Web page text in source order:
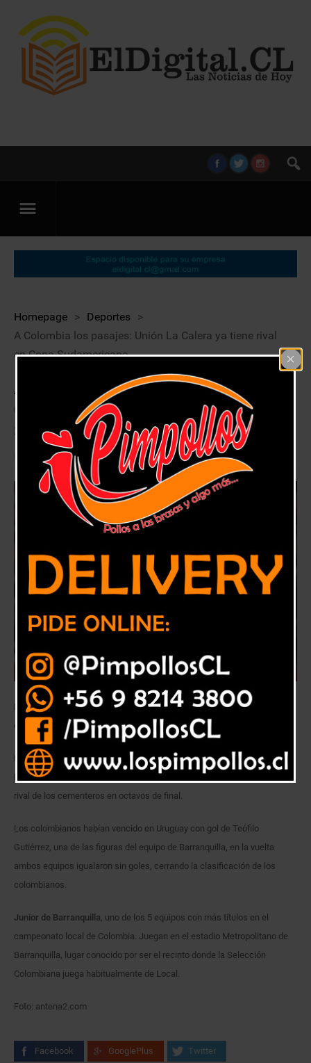
Homepage > Deportes >
A Colombia los pasajes: Unión La Calera ya tiene rival
en Copa Sudamericana
A Colombia los pasajes: Unión La
Calera ya tiene rival en Copa
Sudamericana
6 noviembre, 2020 Deportes
Los cementeros comienzan de visita y cierran la llave de local ante los
colombianos.
Mucha expectación hubo en La Calera por el partido entreJunior de
Barranquilla
y Plaza Colonia de Uruguay, llave que entregaría el próximo
rival de los cementeros en octavos de final.
Los colombianos habían vencido en Uruguay con gol de Teófilo
Gutiérrez, una de las figuras del equipo de Barranquilla, en la vuelta
ambos equipos igualaron sin goles, cerrando la clasificación de los
colombianos.
Junior de Barranquilla , uno de los 5 equipos con más títulos en el
campeonato local de Colombia. Juegan en el estadio Metropolitano de
Barranquilla, lugar conocido por ser el recinto donde la Selección
Colombiana juega habitualmente de Local.
Foto: antena2.com
Facebook GooglePlus Twitter